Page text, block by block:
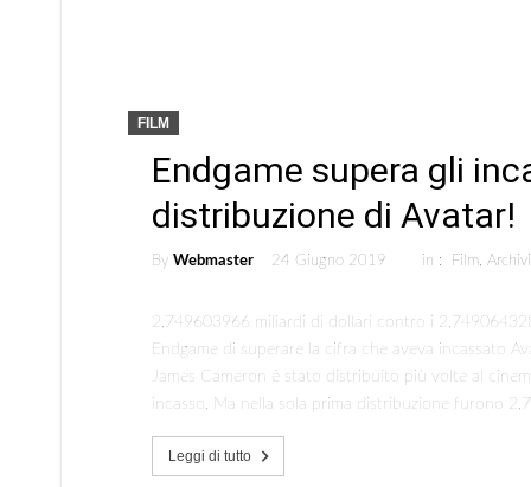
FILM
Endgame supera gli
distribuzione di Avatar!
By Webmaster 24 Giugno 2019 in : Film,
2,749603966 miliardi di dollari contro i
Endgame di superare la cifra che aveva incassato
James Cameron è stato distribuito più volte al
incasso. Ma nella sola prima distribuzione furono
Leggi di tutto